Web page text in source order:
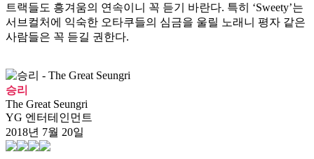
트랙들도 흥겨움의 연속이니 꼭 듣기 바란다. 특히 ‘Sweety’는
서브컬처에 익숙한 오타쿠들의 심금을 울릴 노래니 평자 같은
사람들은 꼭 듣길 권한다.
승리
The Great Seungri
YG 엔터테인먼트
2018년 7월 20일